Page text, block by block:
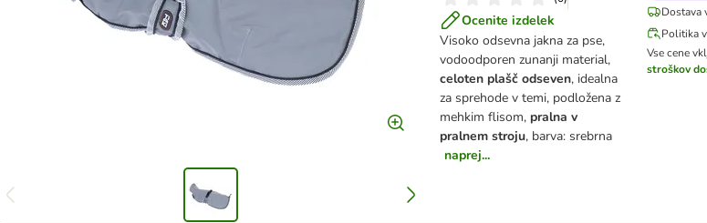
Ocenite izdelek
Visoko odsevna jakna za pse,
vodoodporen zunanji material,
celoten plašč odseven, idealna
za sprehode v temi, podložena z
mehkim flisom, pralna v
pralnem stroju, barva: srebrna
naprej...
Dostava
Politika
Vse cene
stroškov